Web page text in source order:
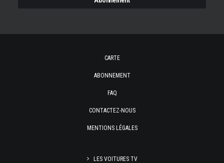
CARTE
ABONNEMENT
FAQ
CONTACTEZ-NOUS
MENTIONS LÉGALES
LES VOITURES TV